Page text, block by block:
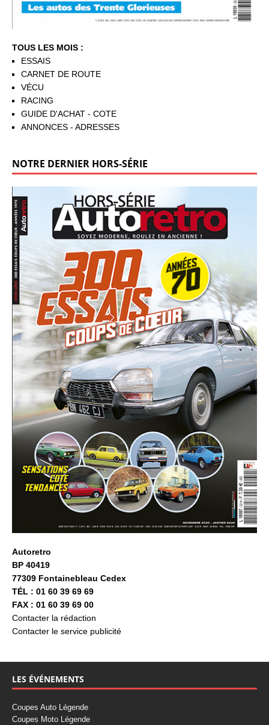
TOUS LES MOIS :
ESSAIS
CARNET DE ROUTE
VÉCU
RACING
GUIDE D'ACHAT - COTE
ANNONCES - ADRESSES
NOTRE DERNIER HORS-SÉRIE
Autoretro
BP 40419
77309 Fontainebleau Cedex
TÉL : 01 60 39 69 69
FAX : 01 60 39 69 00
Contacter la rédaction
Contacter le service publicité
LES ÉVÉNEMENTS
Coupes Auto Légende
Coupes Moto Légende